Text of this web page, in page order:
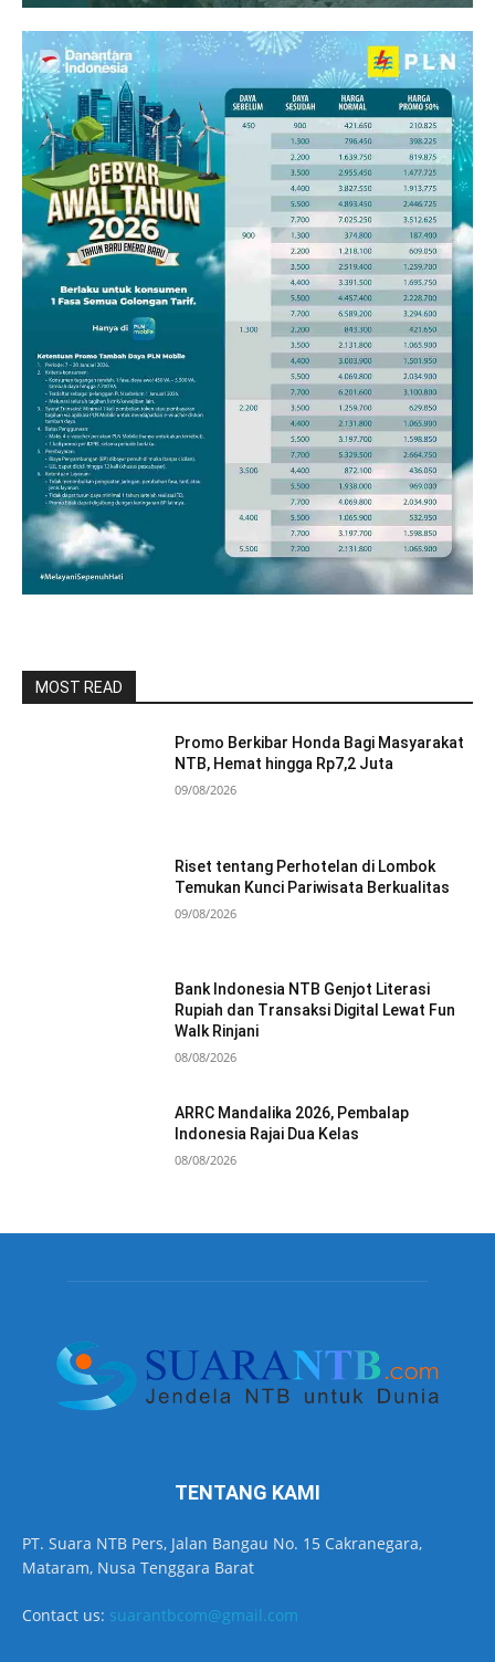
MOST READ
Promo Berkibar Honda Bagi Masyarakat
NTB, Hemat hingga Rp7,2 Juta
09/08/2026
Riset tentang Perhotelan di Lombok
Temukan Kunci Pariwisata Berkualitas
09/08/2026
Bank Indonesia NTB Genjot Literasi
Rupiah dan Transaksi Digital Lewat Fun
Walk Rinjani
08/08/2026
ARRC Mandalika 2026, Pembalap
Indonesia Rajai Dua Kelas
08/08/2026
TENTANG KAMI
PT. Suara NTB Pers, Jalan Bangau No. 15 Cakranegara,
Mataram, Nusa Tenggara Barat
Contact us: suarantbcom@gmail.com